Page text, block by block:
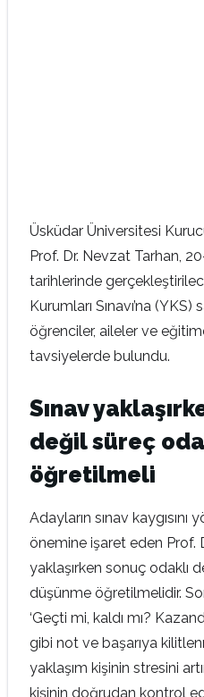
Üsküdar Üniversitesi
Prof. Dr. Nevzat Tarhan,
tarihlerinde
Kurumları Sınavı’na (YKS)
öğrenciler, aileler ve
tavsiyelerde bulundu.
Sınav
değil süreç
öğretilmeli
Adayların sınav
önemine işaret eden Prof.
yaklaşırken sonuç odaklı
düşünme öğretilmelidir.
‘Geçti mi, kaldı mı?
gibi not ve başarıya
yaklaşım kişinin stresini
kişinin doğrudan kontrol